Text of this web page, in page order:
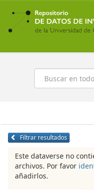
Ir
contenido
principal
Buscar
Filtrar resultados
Este dataverse no
archivos. Por favor
añadirlos.